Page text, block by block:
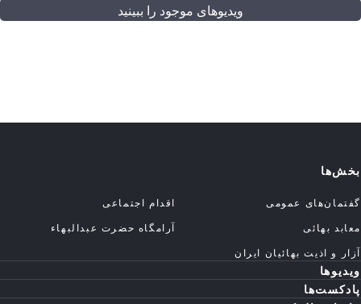
ویدیوهای موجود را ببینید
بخش‌ها
گفتمان‌های عمومی
اقدام اجتماعی
معابد بهائی
آرامگاه حضرت عبدالبهاء
آزار و اذیت بهائیان ایران
ویدیوها
پادکست‌ها